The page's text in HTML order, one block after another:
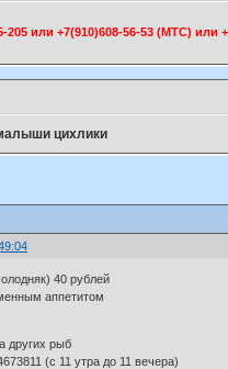
или +7(910)608-56-53 (МТС) или
цихлики
40 рублей
аппетитом
других рыб
(с 11 утра до 11 вечера)